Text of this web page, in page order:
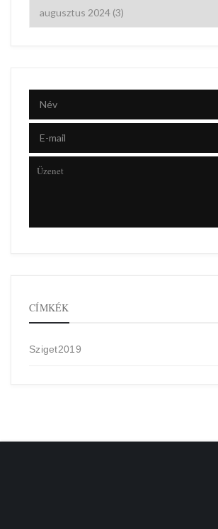
CÍMKÉK
Sziget2019